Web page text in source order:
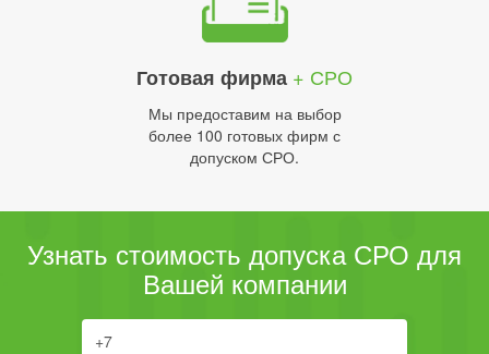
Готовая фирма + СРО
Мы предоставим на выбор
более 100 готовых фирм с
допуском СРО.
Узнать стоимость допуска СРО для
Вашей компании